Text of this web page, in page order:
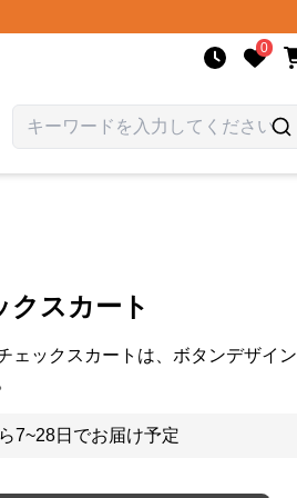
0
クスカート
ェックスカートは、ボタンデザイン
7~28日でお届け予定